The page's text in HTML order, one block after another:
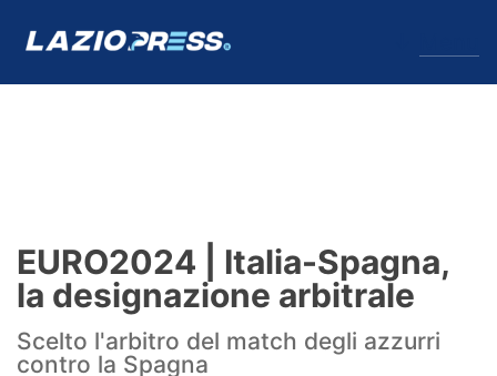
Formello
Infortuni
EURO2024 | Italia-Spagna,
la designazione arbitrale
Scelto l'arbitro del match degli azzurri
contro la Spagna